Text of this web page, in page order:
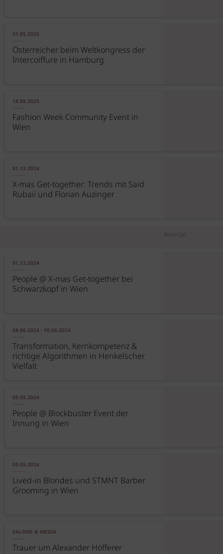
31.05.2025
Österreicher beim Weltkongress der
Intercoiffure in Hamburg
18.05.2025
Fashion Week Community Event in
Wien
01.12.2024
X-mas Get-together: Trends mit Said
Rubaii und Florian Auzinger
Anzeige
01.12.2024
People @ X-mas Get-together bei
Schwarzkopf in Wien
08.06.2024 - 10.06.2024
Transformation, Kernkompetenz &
richtige Algorithmen in Henkelscher
Vielfalt
05.05.2024
People @ Blockbuster Event der
Innung in Wien
05.05.2024
Lived-in Blondes und STMNT Barber
Grooming in Wien
SALONS & MEDIA
Trauer um Alexander Höfferer